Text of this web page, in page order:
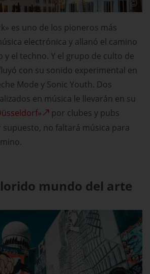
es uno de los pioneros más
electrónica y allanó el camino
y el techno. Y el grupo de culto de
con su sonido experimental en
Mode y Sonic Youth. Dos
en música le llevarán en su
por clubes y pubs
supuesto, no faltará música para
mundo del arte